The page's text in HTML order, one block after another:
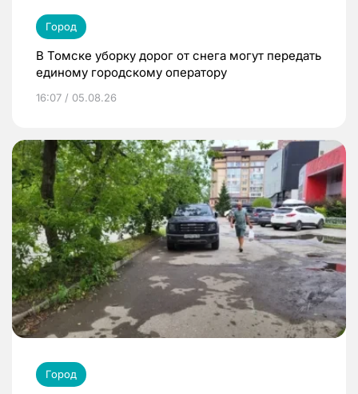
Город
В Томске уборку дорог от снега могут передать
единому городскому оператору
16:07 / 05.08.26
Город